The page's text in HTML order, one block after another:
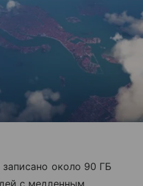
записано около 90 ГБ